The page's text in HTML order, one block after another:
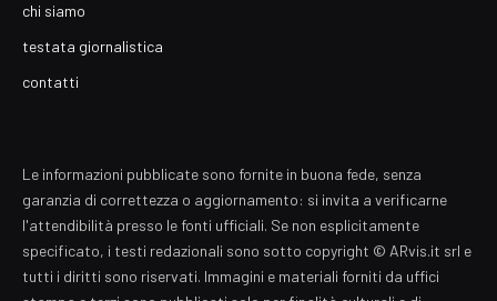
chi siamo
testata giornalistica
contatti
Le informazioni pubblicate sono fornite in buona fede, senza
garanzia di correttezza o aggiornamento: si invita a verificarne
l'attendibilità presso le fonti ufficiali. Se non esplicitamente
specificato, i testi redazionali sono sotto copyright © ARvis.it srl e
tutti i diritti sono riservati. Immagini e materiali forniti da uffici